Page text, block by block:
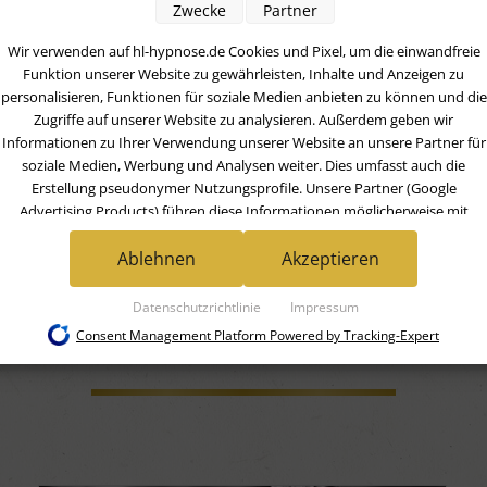
FOLGENDEN THEMEN AN
Wir verwenden auf hl-hypnose.de Cookies und Pixel, um die einwandfreie
Funktion unserer Website zu gewährleisten, Inhalte und Anzeigen zu
personalisieren, Funktionen für soziale Medien anbieten zu können und die
Zugriffe auf unserer Website zu analysieren. Außerdem geben wir
Informationen zu Ihrer Verwendung unserer Website an unsere Partner für
soziale Medien, Werbung und Analysen weiter. Dies umfasst auch die
Erstellung pseudonymer Nutzungsprofile. Unsere Partner (Google
Advertising Products) führen diese Informationen möglicherweise mit
weiteren Daten zusammen, die Sie ihnen bereitgestellt haben (bspw. anhand
eines persönlichen Accounts) oder welche sie im Rahmen Ihrer Nutzung der
Dienste gesammelt haben (bspw. Nutzungsdaten anderer Geräte). Ihre
Einwilligung zur Nutzung von Cookies und Pixeln können Sie jederzeit
widerrufen, indem Sie auf den Datenschutz-Button links unten klicken und
dort die entsprechenden Anpassungen vornehmen.
Zwecke der Datenverarbeitung durch unsere Partner:
Datenschutzrichtlinie Impressum
Zwecke Partner
Ablehnen Akzeptieren
Consent Management Platform Powered by Tracking-Expert